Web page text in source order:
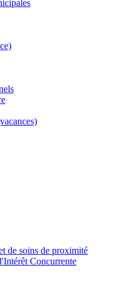
de soins de proximité
Concurrente